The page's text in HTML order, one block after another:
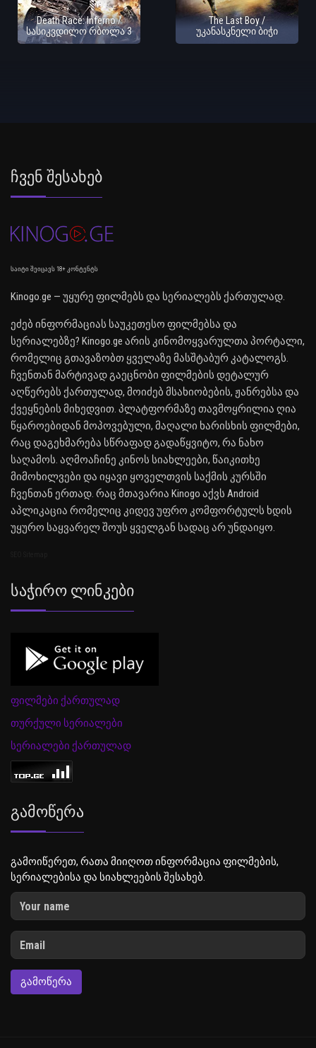
Death Race: Inferno /
სასიკვდილო რბოლა 3
The Last Boy /
უკანასკნელი ბიჭი
Ჩვენ Შესახებ
საიტი შეიცავს 18+ კონტენტს
Kinogo.ge — უყურე ფილმებს და სერიალებს ქართულად.
ეძებ ინფორმაციას საუკეთესო ფილმებსა და
სერიალებზე? Kinogo.ge არის კინომოყვარულთა პორტალი,
რომელიც გთავაზობთ ყველაზე მასშტაბურ კატალოგს.
ჩვენთან მარტივად გაეცნობი ფილმების დეტალურ
აღწერებს ქართულად, მოიძებ მსახიობების, ჟანრებსა და
ქვეყნების მიხედვით. პლატფორმაზე თავმოყრილია ღია
წყაროებიდან მოპოვებული, მაღალი ხარისხის ფილმები,
რაც დაგეხმარება სწრაფად გადაწყვიტო, რა ნახო
საღამოს. აღმოაჩინე კინოს სიახლეები, წაიკითხე
მიმოხილვები და იყავი ყოველთვის საქმის კურსში
ჩვენთან ერთად. რაც მთავარია Kinogo აქვს Android
აპლიკაცია რომელიც კიდევ უფრო კომფორტულს ხდის
უყურო საყვარელ შოუს ყველგან სადაც არ უნდაიყო.
Საჭირო Ლინკები
ფილმები ქართულად
თურქული სერიალები
სერიალები ქართულად
Გამოწერა
გამოიწერეთ, რათა მიიღოთ ინფორმაცია ფილმების,
სერიალებისა და სიახლეების შესახებ.
ᲒᲐᲛᲝᲬᲔᲠᲐ